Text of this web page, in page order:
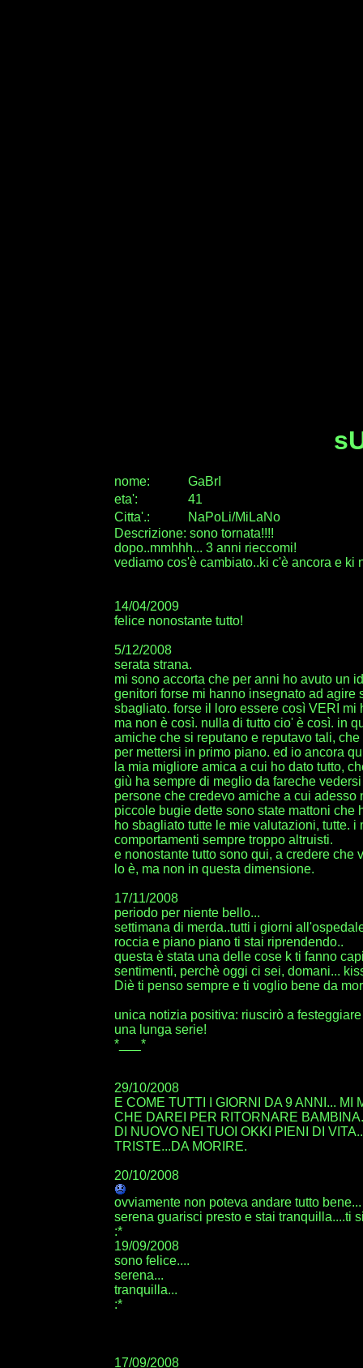
nome:
GaBrI
eta':
41
Citta'.:
NaPoLi/MiLaNo
Descrizione: sono tornata!!!!
dopo..mmhhh... 3 anni rieccomi!
vediamo cos'è cambiato..ki c'è ancora e ki
14/04/2009
felice nonostante tutto!
5/12/2008
serata strana.
mi sono accorta che per anni ho avuto un
genitori forse mi hanno insegnato ad agire
sbagliato. forse il loro essere così VERI mi
ma non è così. nulla di tutto cio' è così. in
amiche che si reputano e reputavo tali,
per mettersi in primo piano. ed io ancora
la mia migliore amica a cui ho dato tutto,
giù ha sempre di meglio da fareche
persone che credevo amiche a cui
piccole bugie dette sono state mattoni che
ho sbagliato tutte le mie valutazioni, tutte.
comportamenti sempre troppo altruisti.
e nonostante tutto sono qui, a credere che
lo è, ma non in questa dimensione.
17/11/2008
periodo per niente bello...
settimana di merda..tutti i giorni
roccia e piano piano ti stai riprendendo..
questa è stata una delle cose k ti fanno
sentimenti, perchè oggi ci sei, domani...
Diè ti penso sempre e ti voglio bene da
unica notizia positiva: riuscirò a
una lunga serie!
*___*
29/10/2008
E COME TUTTI I GIORNI DA 9 ANNI... MI
CHE DAREI PER RITORNARE
DI NUOVO NEI TUOI OKKI PIENI DI
TRISTE...DA MORIRE.
20/10/2008
ovviamente non poteva andare tutto bene...
serena guarisci presto e stai tranquilla....ti
:*
19/09/2008
sono felice....
serena...
tranquilla...
:*
17/09/2008